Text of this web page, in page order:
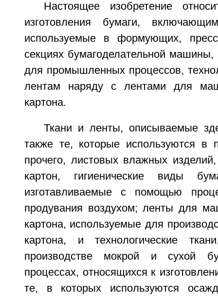
Настоящее изобретение
изготовления бумаги,
используемые в формующих,
секциях бумагоделательной
для промышленных процессов,
лентам наряду с лентами для
картона.
Ткани и ленты, описываемые
также те, которые используются в
прочего, листовых влажных
картон, гигиенические виды
изготавливаемые с помощью
продувания воздухом; ленты для
картона, используемые для
картона, и технологические
производстве мокрой и сухой
процессах, относящихся к
те, в которых используются